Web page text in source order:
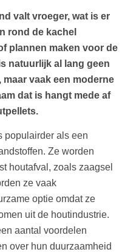
valt vroeger, wat is er
rond de kachel
plannen maken voor de
natuurlijk al lang geen
maar vaak een moderne
dat is hangt mede af
populairder als een
Ze worden
houtafval, zoals zaagsel
ze vaak
optie omdat ze
uit de houtindustrie.
aantal voordelen
over hun duurzaamheid